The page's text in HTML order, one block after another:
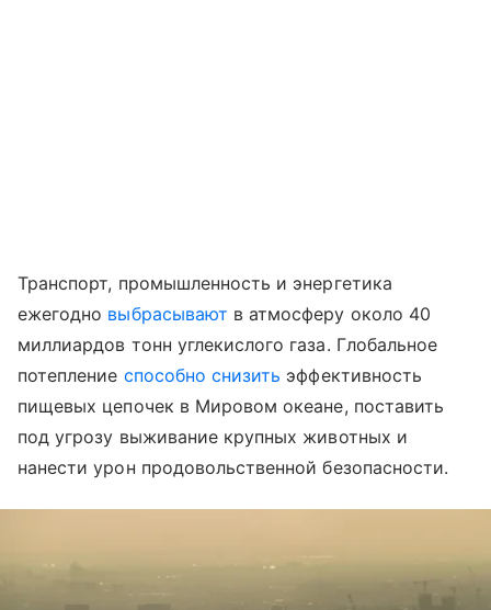
Транспорт, промышленность и энергетика
ежегодно выбрасывают в атмосферу около 40
миллиардов тонн углекислого газа. Глобальное
потепление способно снизить эффективность
пищевых цепочек в Мировом океане, поставить
под угрозу выживание крупных животных и
нанести урон продовольственной безопасности.